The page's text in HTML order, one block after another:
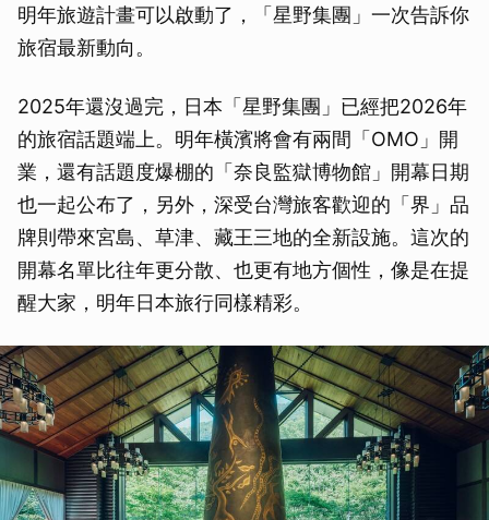
明年旅遊計畫可以啟動了，「星野集團」一次告訴你
旅宿最新動向。
2025年還沒過完，日本「星野集團」已經把2026年
的旅宿話題端上。明年橫濱將會有兩間「OMO」開
業，還有話題度爆棚的「奈良監獄博物館」開幕日期
也一起公布了，另外，深受台灣旅客歡迎的「界」品
牌則帶來宮島、草津、藏王三地的全新設施。這次的
開幕名單比往年更分散、也更有地方個性，像是在提
醒大家，明年日本旅行同樣精彩。